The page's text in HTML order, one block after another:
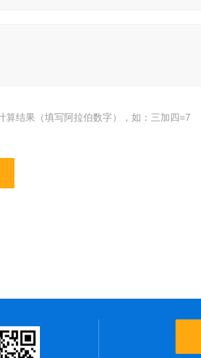
算结果（填写阿拉伯数字），如：三加四=7